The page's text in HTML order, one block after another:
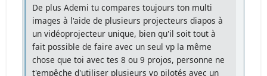
De plus Ademi tu compares toujours ton multi
images à l'aide de plusieurs projecteurs diapos à
un vidéoprojecteur unique, bien qu'il soit tout à
fait possible de faire avec un seul vp la même
chose que toi avec tes 8 ou 9 projos, personne ne
t'empêche d'utiliser plusieurs vp pilotés avec un